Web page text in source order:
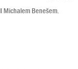
Michalem Benešem.